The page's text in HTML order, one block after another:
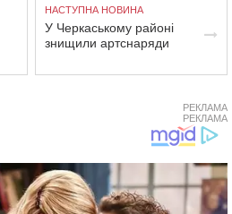
НАСТУПНА НОВИНА
У Черкаському районі
знищили артснаряди
РЕКЛАМА
РЕКЛАМА